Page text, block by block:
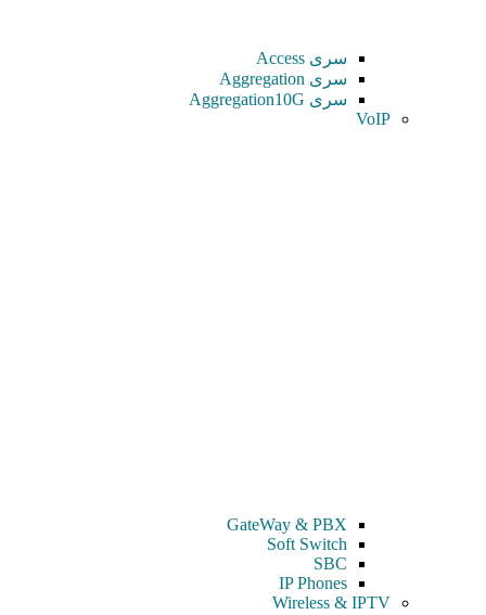
سری Access
سری Aggregation
سری Aggregation10G
VoIP
GateWay & PBX
Soft Switch
SBC
IP Phones
Wireless & IPTV